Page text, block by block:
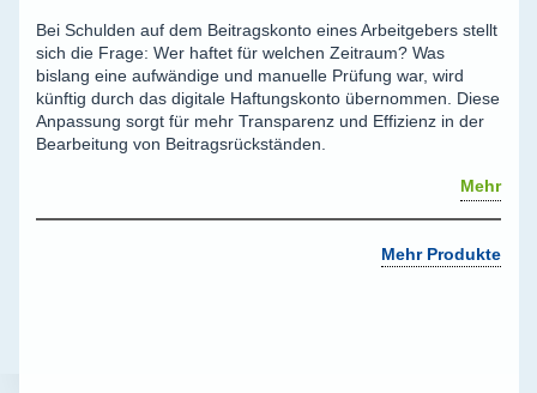
Bei Schulden auf dem Beitragskonto eines Arbeitgebers stellt
sich die Frage: Wer haftet für welchen Zeitraum? Was
bislang eine aufwändige und manuelle Prüfung war, wird
künftig durch das digitale Haftungskonto übernommen. Diese
Anpassung sorgt für mehr Transparenz und Effizienz in der
Bearbeitung von Beitragsrückständen.
Mehr
Mehr Produkte